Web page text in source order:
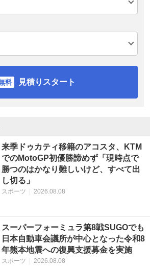
見積りスタート
来季ドゥカティ移籍のアコスタ、KTM
でのMotoGP初優勝諦めず「現時点で
勝つのはかなり難しいけど、すべて出
し切る」
スポーツ 2026.08.08
スーパーフォーミュラ第8戦SUGOでも
日本自動車会議所が中心となった令和8
年熊本地震への復興支援募金を実施
スポーツ 2026.08.08